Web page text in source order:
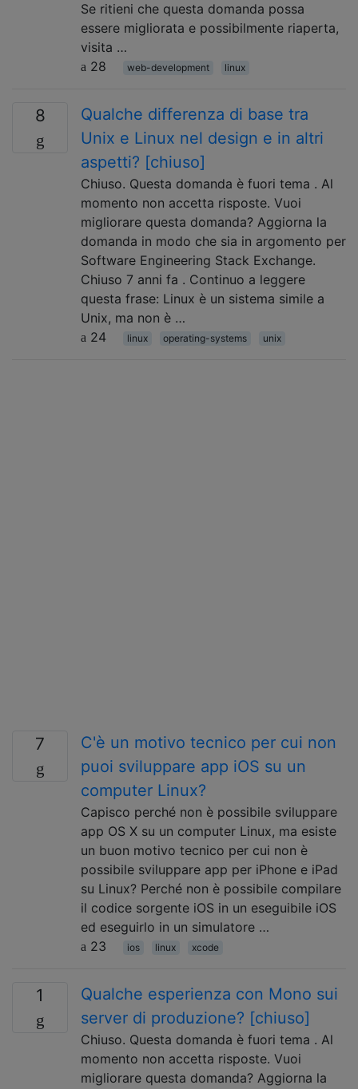
Se ritieni che questa domanda possa
essere migliorata e possibilmente riaperta,
visita …
28
web-development linux
8
Qualche differenza di base tra
Unix e Linux nel design e in altri
aspetti? [chiuso]
Chiuso. Questa domanda è fuori tema . Al
momento non accetta risposte. Vuoi
migliorare questa domanda? Aggiorna la
domanda in modo che sia in argomento per
Software Engineering Stack Exchange.
Chiuso 7 anni fa . Continuo a leggere
questa frase: Linux è un sistema simile a
Unix, ma non è …
24
linux operating-systems unix
7
C'è un motivo tecnico per cui non
puoi sviluppare app iOS su un
computer Linux?
Capisco perché non è possibile sviluppare
app OS X su un computer Linux, ma esiste
un buon motivo tecnico per cui non è
possibile sviluppare app per iPhone e iPad
su Linux? Perché non è possibile compilare
il codice sorgente iOS in un eseguibile iOS
ed eseguirlo in un simulatore …
23
ios linux xcode
1
Qualche esperienza con Mono sui
server di produzione? [chiuso]
Chiuso. Questa domanda è fuori tema . Al
momento non accetta risposte. Vuoi
migliorare questa domanda? Aggiorna la